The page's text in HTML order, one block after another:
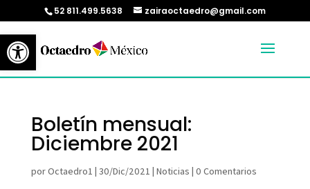
Abrir barra de herramientas
52 811.499.5638 zairaoctaedro@gmail.com
Boletín mensual:
Diciembre 2021
porOctaedro1 | 30/Dic/2021 | Noticias | 0 Comentarios